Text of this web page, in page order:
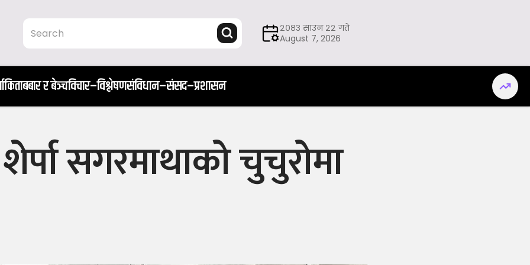
२०८३ साउन २२ गते
August 7, 2026
किताबबार र बेञ्चविचार–विश्लेषणसंविधान–संसद–प्रशासन
सगरमाथाको चुचुरोमा